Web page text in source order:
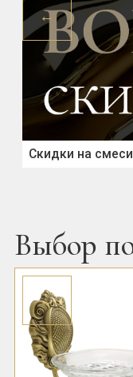
←
Скидки на
Выбор
←